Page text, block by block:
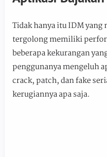
Tidak hanya itu IDM
tergolong memiliki
beberapa kekurangan
penggunanya mengeluh
crack, patch, dan fake
kerugiannya apa saja.